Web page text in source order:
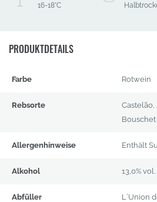
16-18°C
PRODUKTDETAILS
Farbe Rotwein
Rebsorte
Bouschet
Allergenhinweise Enthält
Alkohol 13,0% vol.
Abfüller
L´Union